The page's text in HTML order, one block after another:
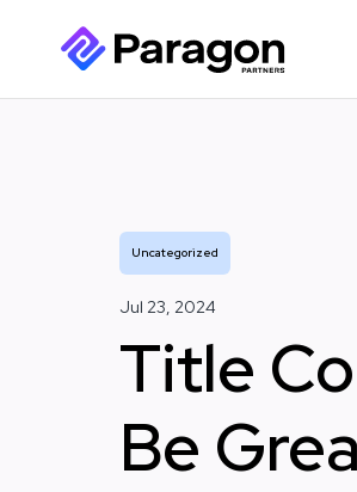
Uncategorized
Jul 23, 2024
Title
Be